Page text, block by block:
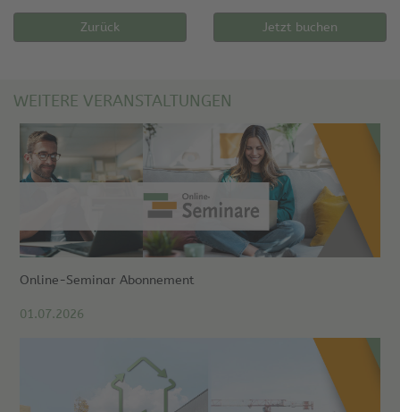
Zurück Jetzt buchen
WEITERE VERANSTALTUNGEN
Online-Seminar Abonnement
01.07.2026